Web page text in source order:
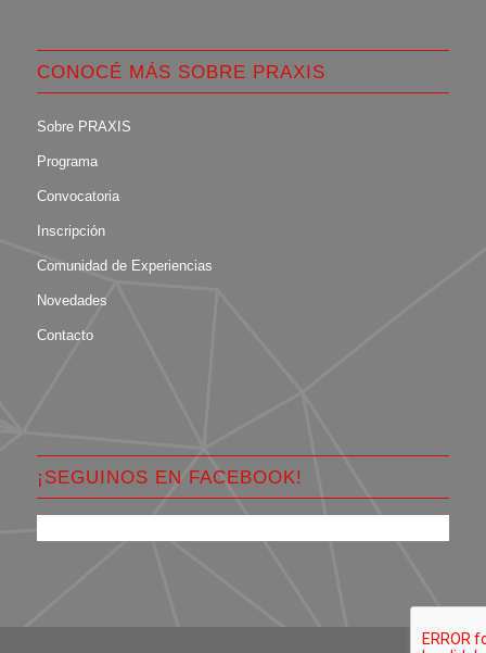
CONOCÉ MÁS SOBRE PRAXIS
Sobre PRAXIS
Programa
Convocatoria
Inscripción
Comunidad de Experiencias
Novedades
Contacto
¡SEGUINOS EN FACEBOOK!